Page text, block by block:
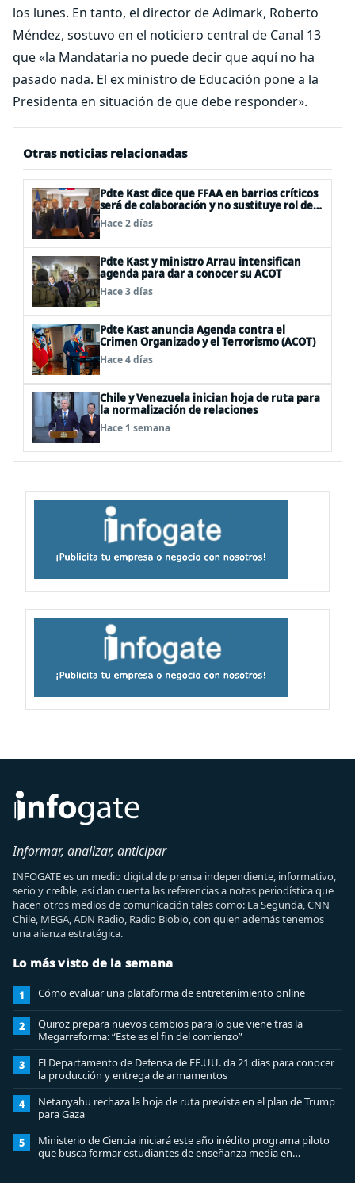
los lunes. En tanto, el director de Adimark, Roberto
Méndez, sostuvo en el noticiero central de Canal 13
que «la Mandataria no puede decir que aquí no ha
pasado nada. El ex ministro de Educación pone a la
Presidenta en situación de que debe responder».
Otras noticias relacionadas
Pdte Kast dice que FFAA en barrios críticos
será de colaboración y no sustituye rol de
policías en control del orden público
Hace 2 días
Pdte Kast y ministro Arrau intensifican
agenda para dar a conocer su ACOT
Hace 3 días
Pdte Kast anuncia Agenda contra el
Crimen Organizado y el Terrorismo (ACOT)
Hace 4 días
Chile y Venezuela inician hoja de ruta para
la normalización de relaciones
Hace 1 semana
Informar, analizar, anticipar
INFOGATE es un medio digital de prensa independiente, informativo,
serio y creíble, así dan cuenta las referencias a notas periodística que
hacen otros medios de comunicación tales como: La Segunda, CNN
Chile, MEGA, ADN Radio, Radio Biobio, con quien además tenemos
una alianza estratégica.
Lo más visto de la semana
1 Cómo evaluar una plataforma de entretenimiento online
2
Quiroz prepara nuevos cambios para lo que viene tras la
Megarreforma: “Este es el fin del comienzo”
3
El Departamento de Defensa de EE.UU. da 21 días para conocer
la producción y entrega de armamentos
4
Netanyahu rechaza la hoja de ruta prevista en el plan de Trump
para Gaza
5
Ministerio de Ciencia iniciará este año inédito programa piloto
que busca formar estudiantes de enseñanza media en
ciberseguridad